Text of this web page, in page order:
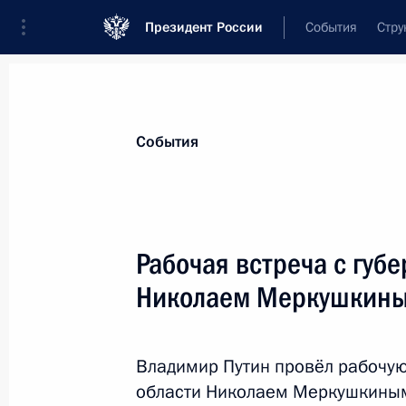
Президент России События
31 мая 2024 года, 13:05
События
Рабочая встреча с
Николаем
Владимир Путин провёл
области Николаем